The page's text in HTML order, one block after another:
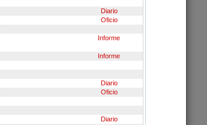
Diario
Oficio
Informe
Informe
Diario
Oficio
Diario